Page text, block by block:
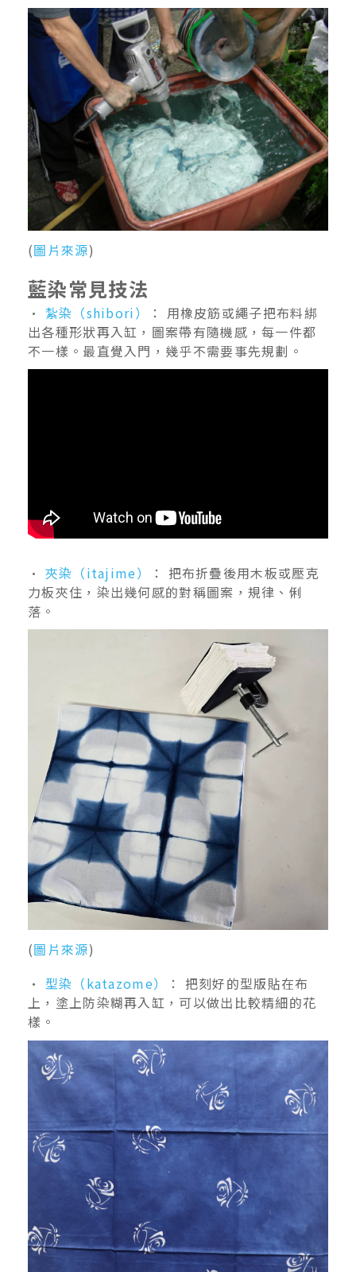
(圖片來源)
藍染常見技法
• 紮染（shibori）
： 用橡皮筋或繩子把布料綁
出各種形狀再入缸，圖案帶有隨機感，每一件都
不一樣。最直覺入門，幾乎不需要事先規劃。
• 夾染（itajime）
： 把布折疊後用木板或壓克
力板夾住，染出幾何感的對稱圖案，規律、俐
落。
(圖片來源)
• 型染（katazome）
： 把刻好的型版貼在布
上，塗上防染糊再入缸，可以做出比較精細的花
樣。